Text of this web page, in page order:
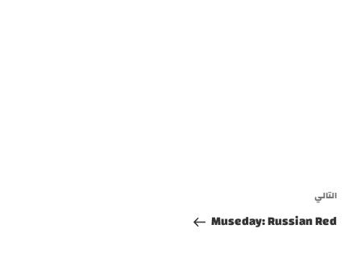
المقالات
المقالة
التالية
التالي
Museday: Russian Red